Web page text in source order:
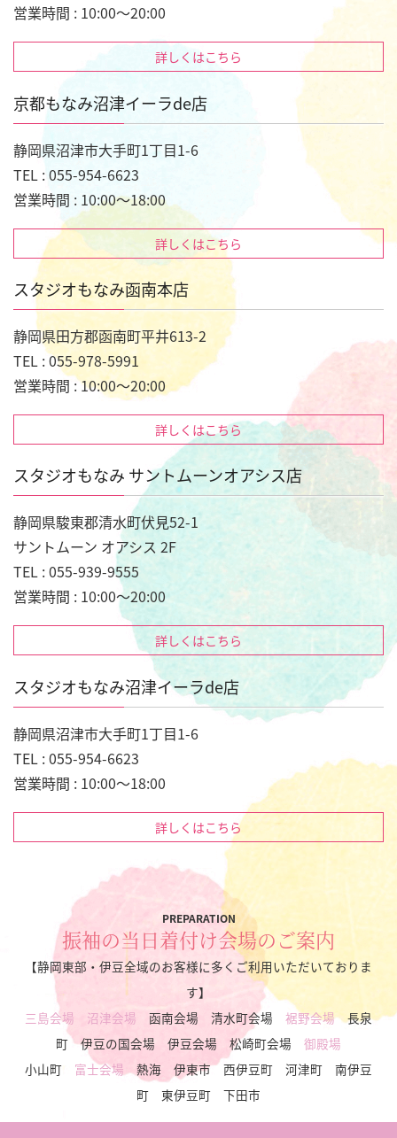
営業時間 : 10:00～20:00
詳しくはこちら
京都もなみ沼津イーラde店
静岡県沼津市大手町1丁目1-6
TEL : 055-954-6623
営業時間 : 10:00～18:00
詳しくはこちら
スタジオもなみ函南本店
静岡県田方郡函南町平井613-2
TEL : 055-978-5991
営業時間 : 10:00～20:00
詳しくはこちら
スタジオもなみ サントムーンオアシス店
静岡県駿東郡清水町伏見52-1
サントムーン オアシス 2F
TEL : 055-939-9555
営業時間 : 10:00～20:00
詳しくはこちら
スタジオもなみ沼津イーラde店
静岡県沼津市大手町1丁目1-6
TEL : 055-954-6623
営業時間 : 10:00～18:00
詳しくはこちら
PREPARATION
振袖の当日着付け会場のご案内
【静岡東部・伊豆全域のお客様に多くご利用いただいておりま
す】
三島会場
沼津会場 函南会場 清水町会場 裾野会場長泉
町 伊豆の国会場 伊豆会場 松崎町会場 御殿場
小山町 富士会場 熱海 伊東市 西伊豆町 河津町 南伊豆
町 東伊豆町 下田市